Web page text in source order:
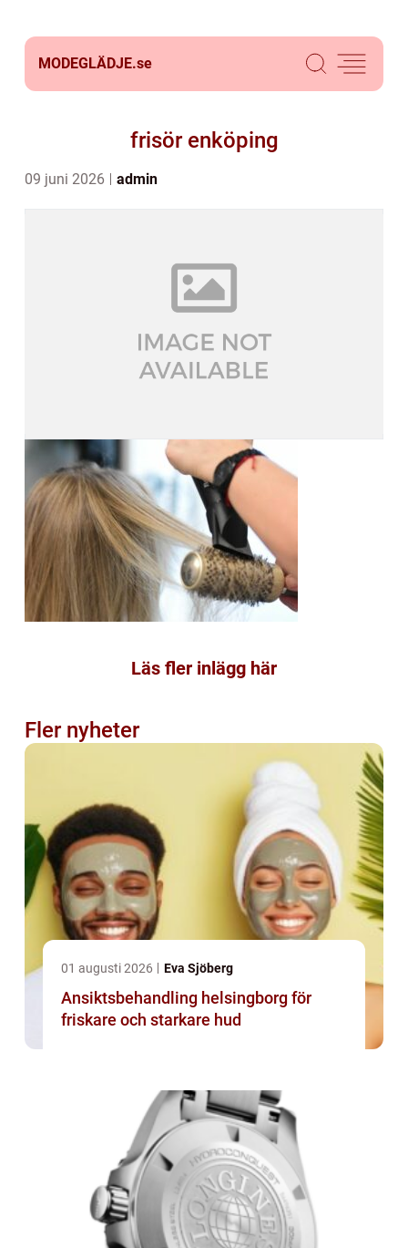
MODEGLÄDJE.se
frisör enköping
09 juni 2026 admin
Läs fler inlägg här
Fler nyheter
01 augusti 2026 Eva Sjöberg
Ansiktsbehandling helsingborg för
friskare och starkare hud